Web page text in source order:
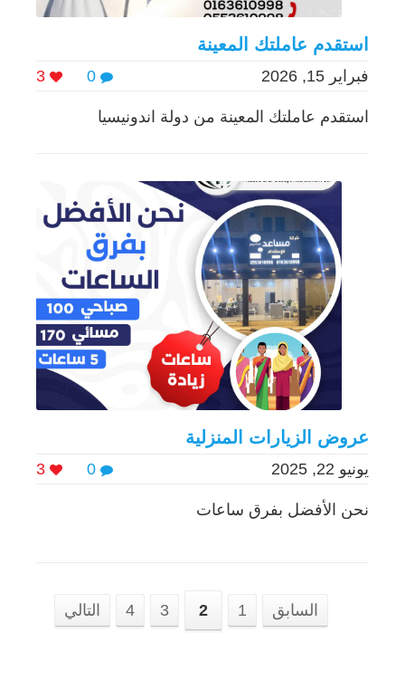
استقدم عاملتك المعينة
فبراير 15, 2026
استقدم عاملتك المعينة من دولة اندونيسيا
عروض الزيارات المنزلية
يونيو 22, 2025
نحن الأفضل بفرق ساعات
السابق 1
2
3
4 التالي